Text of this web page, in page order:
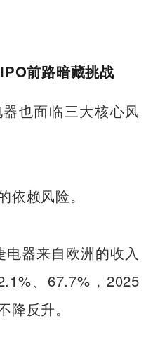
前路暗藏挑战
也面临三大核心风
依赖风险。
器来自欧洲的收入
、67.7%，2025
反升。